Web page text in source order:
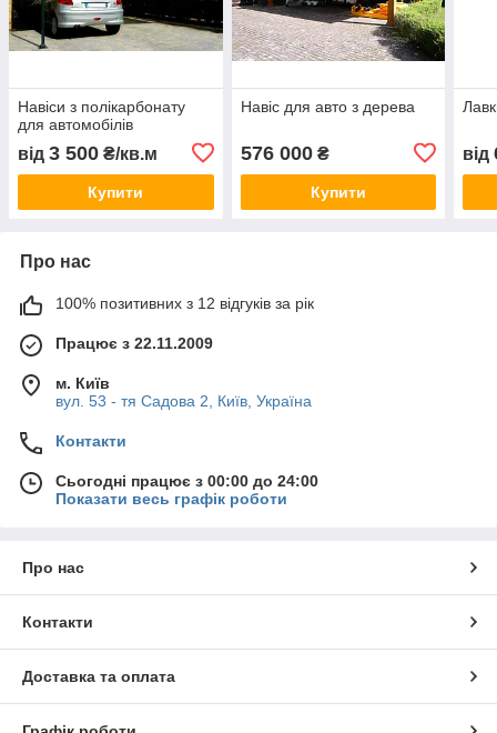
Навіси з полікарбонату
для автомобілів
від 3 500 ₴/кв.м
Купити
Навіс для авто з дерева
576 000₴
Купити
від
Про нас
100% позитивних з 12 відгуків за рік
Працює з 22.11.2009
м. Київ
вул. 53 - тя Садова 2, Київ, Україна
Контакти
Сьогодні працює з 00:00 до 24:00
Показати весь графік роботи
Про нас
Контакти
Доставка та оплата